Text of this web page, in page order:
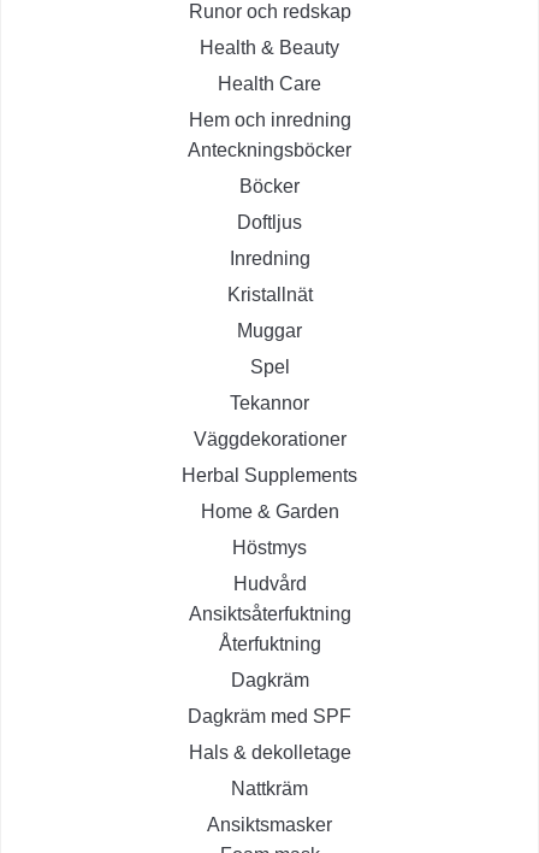
Runor och redskap
Health & Beauty
Health Care
Hem och inredning
Anteckningsböcker
Böcker
Doftljus
Inredning
Kristallnät
Muggar
Spel
Tekannor
Väggdekorationer
Herbal Supplements
Home & Garden
Höstmys
Hudvård
Ansiktsåterfuktning
Återfuktning
Dagkräm
Dagkräm med SPF
Hals & dekolletage
Nattkräm
Ansiktsmasker